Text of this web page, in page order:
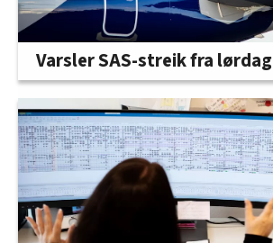
Varsler SAS-streik fra lørdag